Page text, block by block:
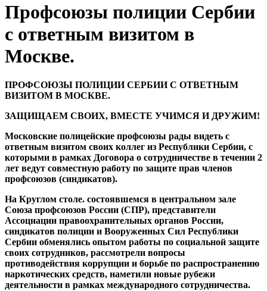
Профсоюзы полиции Сербии
с ответным визитом в
Москве.
ПРОФСОЮЗЫ ПОЛИЦИИ СЕРБИИ С ОТВЕТНЫМ
ВИЗИТОМ В МОСКВЕ.
ЗАЩИЩАЕМ СВОИХ, ВМЕСТЕ УЧИМСЯ И ДРУЖИМ!
Московские полицейские профсоюзы рады видеть с
ответным визитом своих коллег из Республики Сербии, с
которыми в рамках Договора о сотрудничестве в течении 2
лет ведут совместную работу по защите прав членов
профсоюзов (синдикатов).
На Круглом столе. состоявшемся в центральном зале
Союза профсоюзов России (СПР), представители
Ассоциации правоохранительных органов России,
синдикатов полиции и Вооруженных Сил Республики
Сербии обменялись опытом работы по социальной защите
своих сотрудников, рассмотрели вопросы
противодействия коррупции и борьбе по распространению
наркотических средств, наметили новые рубежи
деятельности в рамках международного сотрудничества.